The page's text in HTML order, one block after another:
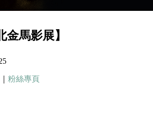
金馬影展】
粉絲專頁